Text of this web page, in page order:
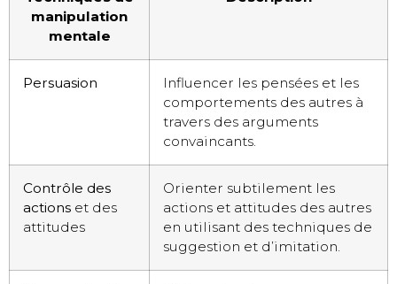
manipulation
mentale
Persuasion
Influencer les pensées et les
comportements des autres à
travers des arguments
convaincants.
Contrôle des
actions et des
attitudes
Orienter subtilement les
actions et attitudes des autres
en utilisant des techniques de
suggestion et d’imitation.